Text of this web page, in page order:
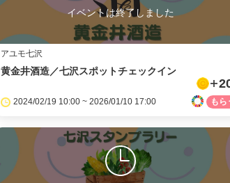
イベントは終了しました
アユモ七沢
黄金井酒造／七沢スポットチェックイン
2024/02/19 10:00 ~ 2026/01/10 17:00